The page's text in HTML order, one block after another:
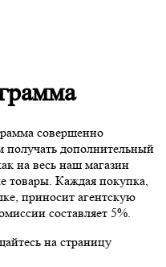
совершенно
получать дополнительный
на весь наш магазин
товары. Каждая покупка,
приносит агентскую
составляет 5%.
на страницу